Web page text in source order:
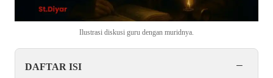
Ilustrasi diskusi guru dengan muridnya.
DAFTAR ISI −